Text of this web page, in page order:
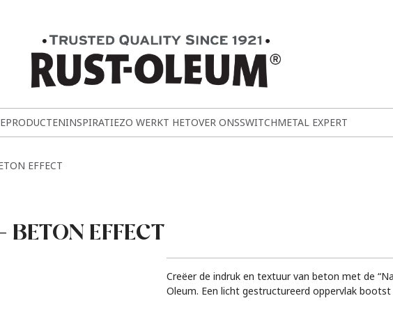
PRODUCTENINSPIRATIEZO WERKT HETOVER ONSSWITCHMETAL EXPERT
EFFECT
BETON EFFECT
Creëer de indruk en textuur van beton met de
Oleum. Een licht gestructureerd oppervlak